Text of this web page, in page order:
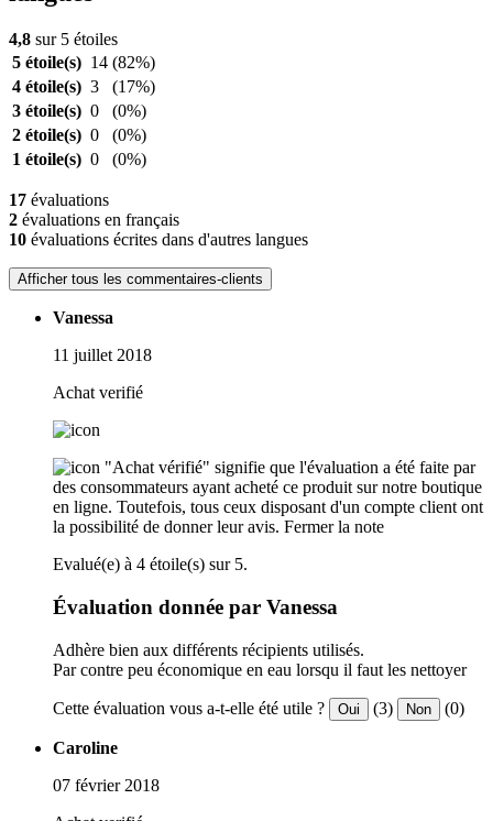
4,8 sur 5 étoiles
5 étoile(s) 14 (82%)
4 étoile(s) 3
(17%)
3 étoile(s) 0
(0%)
2 étoile(s) 0
(0%)
1 étoile(s) 0 (0%)
17 évaluations
2 évaluations en français
10 évaluations écrites dans d'autres langues
Afficher tous les commentaires-clients
Vanessa
11 juillet 2018
Achat verifié
"Achat vérifié" signifie que l'évaluation a été faite par
des consommateurs ayant acheté ce produit sur notre boutique
en ligne. Toutefois, tous ceux disposant d'un compte client ont
la possibilité de donner leur avis. Fermer la note
Evalué(e) à 4 étoile(s) sur 5.
Évaluation donnée par Vanessa
Adhère bien aux différents récipients utilisés.
Par contre peu économique en eau lorsqu il faut les nettoyer
Cette évaluation vous a-t-elle été utile ? Oui (3) Non (0)
Caroline
07 février 2018